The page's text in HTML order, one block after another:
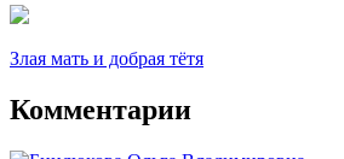
Злая мать и добрая тётя
Комментарии